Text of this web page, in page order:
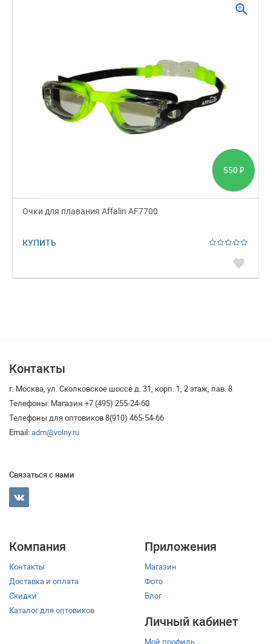
550 ₽
Очки для плавания Affalin AF7700
КУПИТЬ
favorite
zoom_in
Контакты
г. Москва, ул. Сколковское шоссе д. 31, корп. 1, 2 этаж, пав. 8
Телефоны: Магазин +7 (495) 255-24-60
Телефоны для оптовиков 8(910) 465-54-66
Email:adm@volny.ru
Связаться с нами
Компания
Контакты
Доставка и оплата
Скидки
Каталог для оптовиков
Приложения
Магазин
Фото
Блог
Личный кабинет
Мой профиль